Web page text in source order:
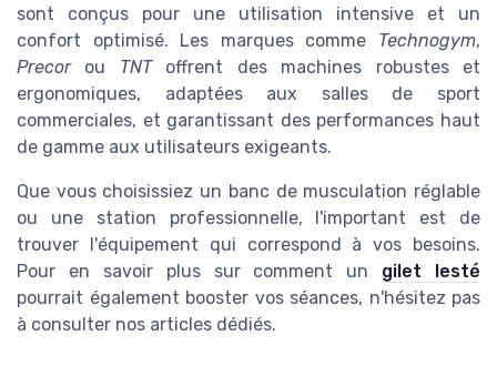
sont conçus pour une utilisation intensive et un
confort optimisé. Les marques comme Technogym,
Precorou TNToffrent des machines robustes et
ergonomiques, adaptées aux salles de sport
commerciales, et garantissant des performances haut
de gamme aux utilisateurs exigeants.
Que vous choisissiez un banc de musculation réglable
ou une station professionnelle, l'important est de
trouver l'équipement qui correspond à vos besoins.
Pour en savoir plus sur comment un gilet lesté
pourrait également booster vos séances, n'hésitez pas
à consulter nos articles dédiés.